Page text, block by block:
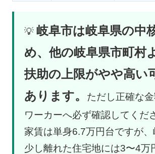
💡岐阜市は岐阜県の中
め、他の岐阜県市町村
扶助の上限がやや高い
あります。
ただし正確な
ワーカーへ必ず確認してくだ
家賃は単身6.7万円台ですが、
少し離れた住宅地には3〜4万